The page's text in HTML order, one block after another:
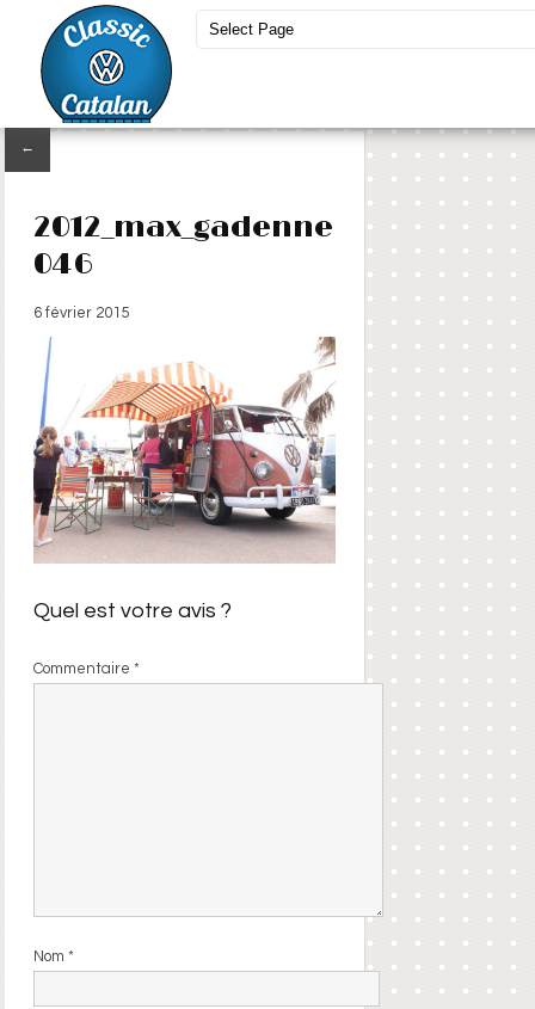
←
2012_max_gadenne
046
6 février 2015
Quel est votre avis ?
Commentaire*
Nom*